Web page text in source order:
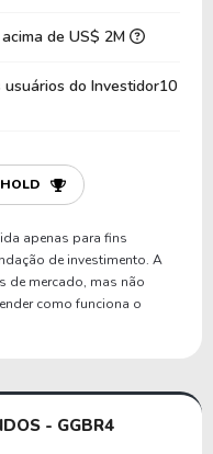
de US$ 2M
do Investidor10
apenas para fins
de investimento. A
de mercado, mas não
como funciona o
- GGBR4